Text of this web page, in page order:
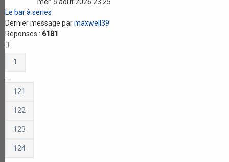
Le bar à series
Dernier message parmaxwell39
Réponses : 6181
1
121
122
123
124